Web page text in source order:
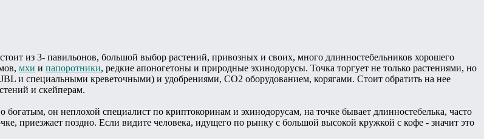
из 3- павильонов, большой выбор растений, привозных и своих, много длинностебельников хорошего
мхи и папоротники, редкие апоногетоны и природные эхинодорусы. Точка торгует не только растениями, но
и специальными креветочными) и удобрениями, СО2 оборудованием, корягами. Стоит обратить на нее
и скейперам.
богатым, он неплохой специалист по криптокоринам и эхинодорусам, на точке бывает длинностебелька, часто
приезжает поздно. Если видите человека, идущего по рынку с большой высокой кружкой с кофе - значит это